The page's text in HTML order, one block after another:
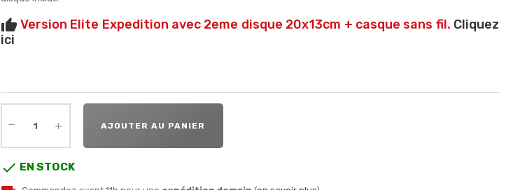
thumb_up Version Elite Expedition avec 2eme disque 20x13cm + casque sans fil. Cliquez
ici
AJOUTER AU PANIER
 EN STOCK